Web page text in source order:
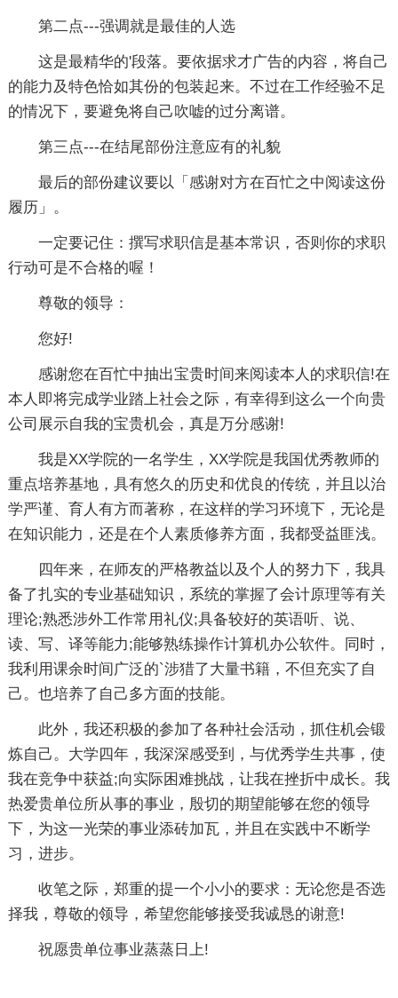
第二点---强调就是最佳的人选
这是最精华的'段落。要依据求才广告的内容，将自己
的能力及特色恰如其份的包装起来。不过在工作经验不足
的情况下，要避免将自己吹嘘的过分离谱。
第三点---在结尾部份注意应有的礼貌
最后的部份建议要以「感谢对方在百忙之中阅读这份
履历」。
一定要记住：撰写求职信是基本常识，否则你的求职
行动可是不合格的喔！
尊敬的领导：
您好!
感谢您在百忙中抽出宝贵时间来阅读本人的求职信!在
本人即将完成学业踏上社会之际，有幸得到这么一个向贵
公司展示自我的宝贵机会，真是万分感谢!
我是XX学院的一名学生，XX学院是我国优秀教师的
重点培养基地，具有悠久的历史和优良的传统，并且以治
学严谨、育人有方而著称，在这样的学习环境下，无论是
在知识能力，还是在个人素质修养方面，我都受益匪浅。
四年来，在师友的严格教益以及个人的努力下，我具
备了扎实的专业基础知识，系统的掌握了会计原理等有关
理论;熟悉涉外工作常用礼仪;具备较好的英语听、说、
读、写、译等能力;能够熟练操作计算机办公软件。同时，
我利用课余时间广泛的`涉猎了大量书籍，不但充实了自
己。也培养了自己多方面的技能。
此外，我还积极的参加了各种社会活动，抓住机会锻
炼自己。大学四年，我深深感受到，与优秀学生共事，使
我在竞争中获益;向实际困难挑战，让我在挫折中成长。我
热爱贵单位所从事的事业，殷切的期望能够在您的领导
下，为这一光荣的事业添砖加瓦，并且在实践中不断学
习，进步。
收笔之际，郑重的提一个小小的要求：无论您是否选
择我，尊敬的领导，希望您能够接受我诚恳的谢意!
祝愿贵单位事业蒸蒸日上!